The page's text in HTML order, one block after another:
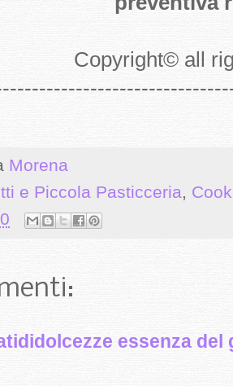
Copyright© all
Morena
e Piccola Pasticceria,
essenza del